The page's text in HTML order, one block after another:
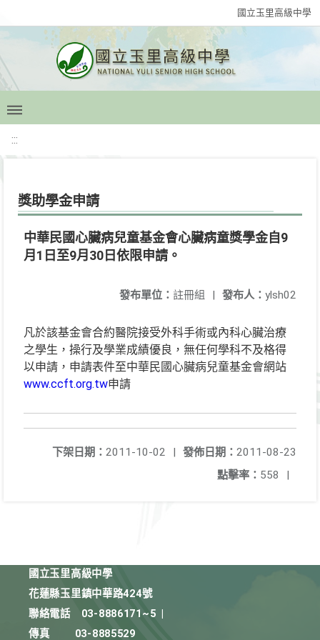
國立玉里高級中學
:::
獎助學金申請
中華民國心臟病兒童基金會心臟病童獎學金自9
月1日至9月30日依限申請。
發布人： ylsh02
發布單位： 註冊組 |
凡於該基金會合約醫院接受外科手術或內科心臟治療
之學生，操行及學業成績優良，無任何學科不及格得
以申請，申請表件至中華民國心臟病兒童基金會網站
www.ccft.org.tw申請
發佈日期： 2011-08-23
下架日期： 2011-10-02
|
點擊率： 558 |
國立玉里高級中學
花蓮縣玉里鎮中華路424號
聯絡電話
03-8886171~5
傳真
03-8885529